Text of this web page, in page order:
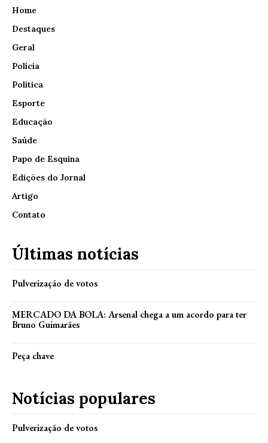
Home
Destaques
Geral
Polícia
Política
Esporte
Educação
Saúde
Papo de Esquina
Edições do Jornal
Artigo
Contato
Últimas notícias
Pulverização de votos
MERCADO DA BOLA: Arsenal chega a um acordo para ter
Bruno Guimarães
Peça chave
Notícias populares
Pulverização de votos